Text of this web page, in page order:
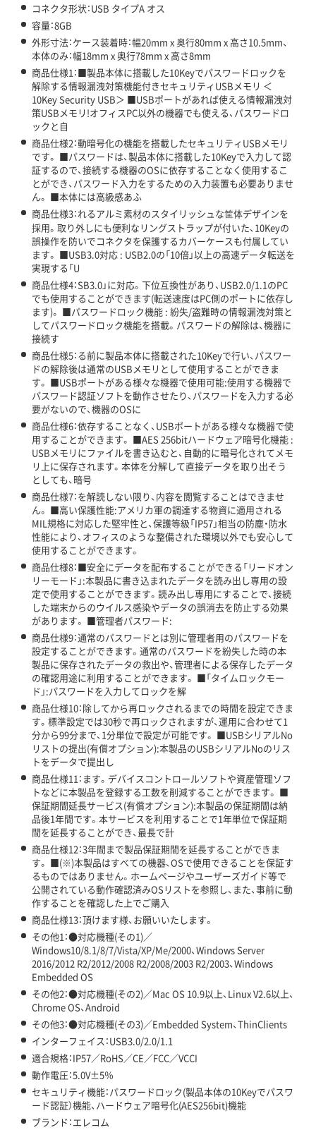
コネクタ形状：USB タイプA オス
容量：8GB
外形寸法：ケース装着時：幅20mm x 奥行80mm x 高さ10.5mm、
本体のみ：幅18mm x 奥行78mm x 高さ8mm
商品仕様1：■製品本体に搭載した10Keyでパスワードロックを
解除する情報漏洩対策機能付きセキュリティUSBメモリ ＜
10Key Security USB＞ ■USBポートがあれば使える情報漏洩対
策USBメモリ!オフィスPC以外の機器でも使える、パスワードロ
ックと自
商品仕様2：動暗号化の機能を搭載したセキュリティUSBメモリ
です。 ■パスワードは、製品本体に搭載した10Keyで入力して認
証するので、接続する機器のOSに依存することなく使用するこ
とができ、パスワード入力をするための入力装置も必要ありませ
ん。 ■本体には高級感あふ
商品仕様3：れるアルミ素材のスタイリッシュな筐体デザインを
採用。取り外しにも便利なリングストラップが付いた、10Keyの
誤操作を防いでコネクタを保護するカバーケースも付属してい
ます。 ■USB3.0対応 : USB2.0の「10倍」以上の高速データ転送を
実現する「U
商品仕様4：SB3.0」に対応。下位互換性があり、USB2.0/1.1のPC
でも使用することができます(転送速度はPC側のポートに依存し
ます)。 ■パスワードロック機能 : 紛失/盗難時の情報漏洩対策と
してパスワードロック機能を搭載。パスワードの解除は、機器に
接続す
商品仕様5：る前に製品本体に搭載された10Keyで行い、パスワー
ドの解除後は通常のUSBメモリとして使用することができま
す。 ■USBポートがある様々な機器で使用可能:使用する機器で
パスワード認証ソフトを動作させたり、パスワードを入力する必
要がないので、機器のOSに
商品仕様6：依存することなく、USBポートがある様々な機器で使
用することができます。 ■AES 256bitハードウェア暗号化機能 :
USBメモリにファイルを書き込むと、自動的に暗号化されてメモ
リ上に保存されます。本体を分解して直接データを取り出そう
としても、暗号
商品仕様7：を解読しない限り、内容を閲覧することはできませ
ん。 ■高い保護性能:アメリカ軍の調達する物資に適用される
MIL規格に対応した堅牢性と、保護等級「IP57」相当の防塵・防水
性能により、オフィスのような整備された環境以外でも安心して
使用することができます。
商品仕様8：■安全にデータを配布することができる「リードオン
リーモード」:本製品に書き込まれたデータを読み出し専用の設
定で使用することができます。読み出し専用にすることで、接続
した端末からのウイルス感染やデータの誤消去を防止する効果
があります。 ■管理者パスワード:
商品仕様9：通常のパスワードとは別に管理者用のパスワードを
設定することができます。通常のパスワードを紛失した時の本
製品に保存されたデータの救出や、管理者による保存したデータ
の確認用途に利用することができます。 ■「タイムロックモー
ド」:パスワードを入力してロックを解
商品仕様10：除してから再ロックされるまでの時間を設定できま
す。標準設定では30秒で再ロックされますが、運用に合わせて1
分から99分まで、1分単位で設定が可能です。 ■USBシリアルNo
リストの提出(有償オプション):本製品のUSBシリアルNoのリス
トをデータで提出し
商品仕様11：ます。デバイスコントロールソフトや資産管理ソフ
トなどに本製品を登録する工数を削減することができます。 ■
保証期間延長サービス(有償オプション):本製品の保証期間は納
品後1年間です。本サービスを利用することで1年単位で保証期
間を延長することができ、最長で計
商品仕様12：3年間まで製品保証期間を延長することができま
す。 ■(※)本製品はすべての機器、OSで使用できることを保証す
るものではありません。ホームページやユーザーズガイド等で
公開されている動作確認済みOSリストを参照し、また、事前に動
作することを確認した上でご購入
商品仕様13：頂けます様、お願いいたします。
その他1：●対応機種(その1)／
Windows10/8.1/8/7/Vista/XP/Me/2000、Windows Server
2016/2012 R2/2012/2008 R2/2008/2003 R2/2003、Windows
Embedded OS
その他2：●対応機種(その2)／Mac OS 10.9以上、Linux V2.6以上、
Chrome OS、Android
その他3：●対応機種(その3)／Embedded System、ThinClients
インターフェイス：USB3.0/2.0/1.1
適合規格：IP57／RoHS／CE／FCC／VCCI
動作電圧：5.0V±5％
セキュリティ機能：パスワードロック(製品本体の10Keyでパスワ
ード認証）機能、ハードウェア暗号化(AES256bit)機能
ブランド：エレコム